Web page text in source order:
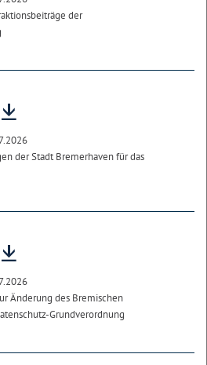
der
der Stadt Bremerhaven für das
Änderung des Bremischen
Grundverordnung